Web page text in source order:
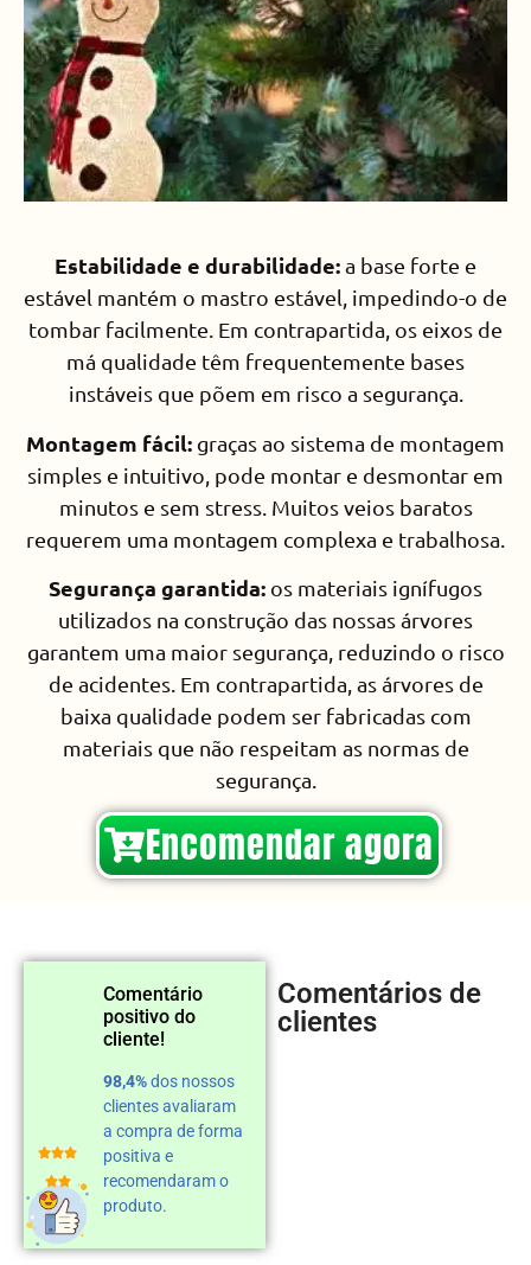
Estabilidade e durabilidade:a base forte e
estável mantém o mastro estável, impedindo-o de
tombar facilmente. Em contrapartida, os eixos de
má qualidade têm frequentemente bases
instáveis que põem em risco a segurança.
Montagem fácil: graças ao sistema de montagem
simples e intuitivo, pode montar e desmontar em
minutos e sem stress. Muitos veios baratos
requerem uma montagem complexa e trabalhosa.
Segurança garantida: os materiais ignífugos
utilizados na construção das nossas árvores
garantem uma maior segurança, reduzindo o risco
de acidentes. Em contrapartida, as árvores de
baixa qualidade podem ser fabricadas com
materiais que não respeitam as normas de
segurança.
Encomendar agora
Comentário
positivo do
cliente!
98,4%dos nossos
clientes avaliaram
a compra de forma
positiva e
recomendaram o
produto.
Comentários de
clientes